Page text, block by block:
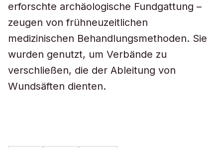
erforschte archäologische Fundgattung –
zeugen von frühneuzeitlichen
medizinischen Behandlungsmethoden. Sie
wurden genutzt, um Verbände zu
verschließen, die der Ableitung von
Wundsäften dienten.